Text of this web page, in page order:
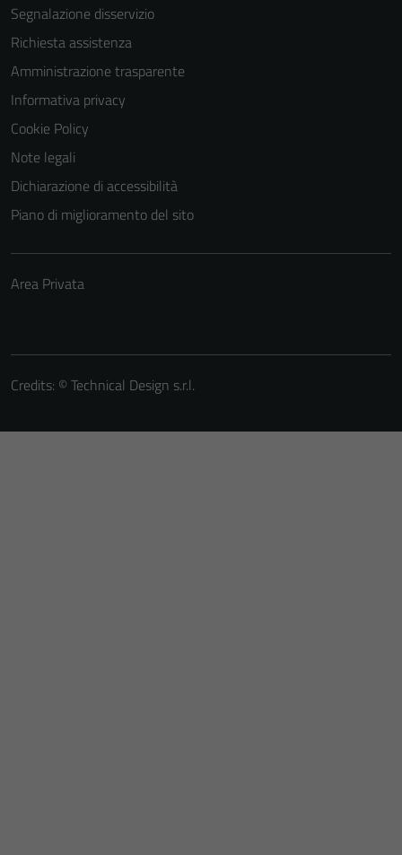
Segnalazione disservizio
Richiesta assistenza
Amministrazione trasparente
Informativa privacy
Cookie Policy
Note legali
Dichiarazione di accessibilità
Piano di miglioramento del sito
Area Privata
Credits: ©Technical Design s.r.l.